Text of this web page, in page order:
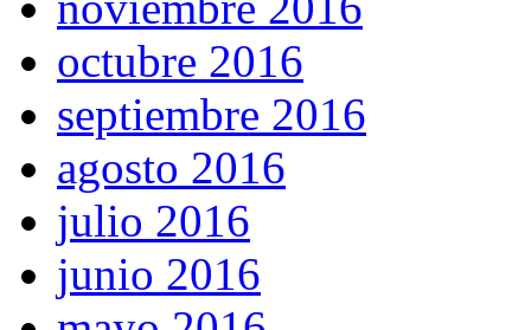
octubre 2016
septiembre 2016
agosto 2016
julio 2016
junio 2016